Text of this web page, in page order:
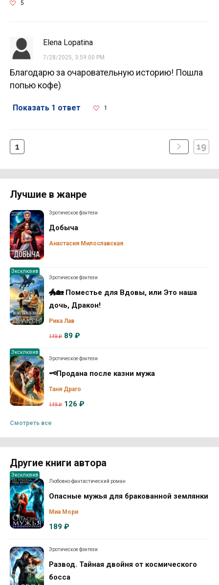
5
Elena Lopatina
7/28/2025, 3:59:00 PM
Благодарю за очаровательную историю! Пошла
попью кофе)
Показать 1 ответ 1
1 19
Лучшие в жанре
Эротическое фэнтези
Добыча
Анастасия Милославская
Эксклюзив
Эротическое фэнтези
🐲🏡 Поместье для Вдовы, или Это наша
дочь, Дракон!
Рика Лав
149 ₽ 89 ₽
Эксклюзив
Эротическое фэнтези
🗝️Продана после казни мужа
Таня Драго
149 ₽ 126 ₽
Смотреть все
Другие книги автора
Эксклюзив
Любовно-фантастический роман
Опасные мужья для бракованной землянки
Миа Мори
189 ₽
Эротическое фэнтези
Развод. Тайная двойня от космического
босса